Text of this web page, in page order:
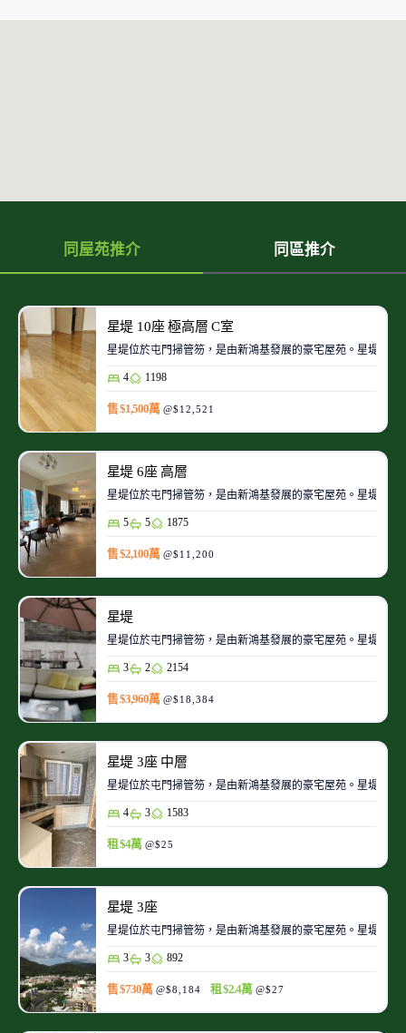
同屋苑推介 同區推介
星堤 10座 極高層 C室
星堤位於屯門掃管笏，是由新鴻基發展的豪宅屋苑。星堤鄰
4 1198
售 $1,500萬 @$12,521
星堤 6座 高層
星堤位於屯門掃管笏，是由新鴻基發展的豪宅屋苑。星堤鄰
5 5 1875
售 $2,100萬 @$11,200
星堤
星堤位於屯門掃管笏，是由新鴻基發展的豪宅屋苑。星堤鄰
3 2 2154
售 $3,960萬 @$18,384
星堤 3座 中層
星堤位於屯門掃管笏，是由新鴻基發展的豪宅屋苑。星堤鄰
4 3 1583
租 $4萬 @$25
星堤 3座
星堤位於屯門掃管笏，是由新鴻基發展的豪宅屋苑。星堤鄰
3 3 892
售 $730萬 @$8,184 租 $2.4萬 @$27